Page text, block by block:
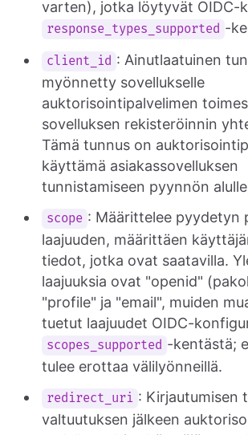
varten), jotka löytyvät OIDC-
response_types_supported -
client_id : Ainutlaatuinen
myönnetty sovellukselle
auktorisointipalvelimen
sovelluksen rekisteröinnin
Tämä tunnus on
käyttämä asiakassovelluksen
tunnistamiseen pyynnön
scope : Määrittelee pyydetyn
laajuuden, määrittäen
tiedot, jotka ovat saatavilla.
laajuuksia ovat "openid"
"profile" ja "email", muiden
tuetut laajuudet OIDC-
scopes_supported -kentästä;
tulee erottaa välilyönneillä.
redirect_uri : Kirjautumisen
valtuutuksen jälkeen